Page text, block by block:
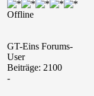
Offline
GT-Eins Forums-
User
Beiträge: 2100
-